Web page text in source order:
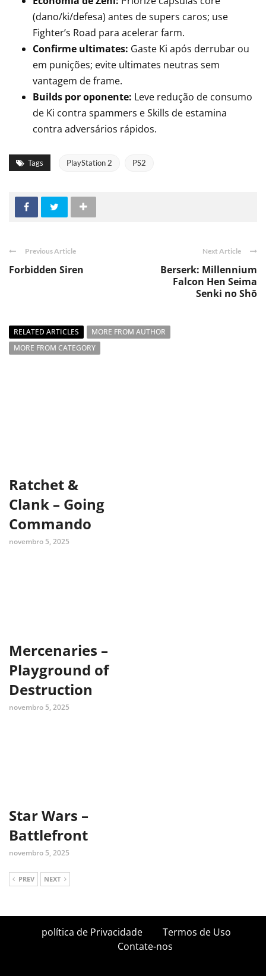
(dano/ki/defesa) antes de supers caros; use
Fighter’s Road para acelerar farm.
Confirme ultimates: Gaste Ki após derrubar ou
em punições; evite ultimates neutras sem
vantagem de frame.
Builds por oponente: Leve redução de consumo
de Ki contra spammers e Skills de estamina
contra adversários rápidos.
Tags PlayStation 2 PS2
Previous Article
Forbidden Siren
Next Article
Berserk: Millennium
Falcon Hen Seima
Senki no Shō
RELATED ARTICLES
MORE FROM AUTHOR
MORE FROM CATEGORY
Ratchet &
Clank – Going
Commando
novembro 5, 2025
Mercenaries –
Playground of
Destruction
novembro 5, 2025
Star Wars –
Battlefront
novembro 5, 2025
PREV NEXT
política de Privacidade
Termos de Uso
Contate-nos